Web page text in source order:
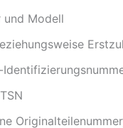
und Modell